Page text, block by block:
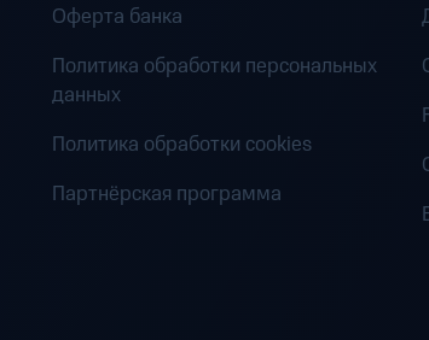
Оферта банка
Политика обработки персональных
данных
Политика обработки cookies
Партнёрская программа